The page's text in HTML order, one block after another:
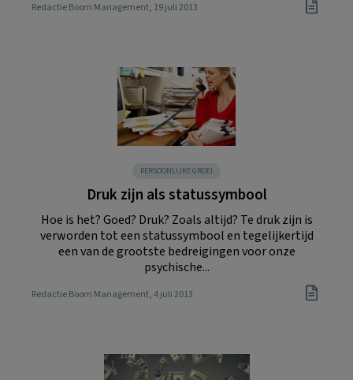
Redactie Boom Management, 19 juli 2013
PERSOONLIJKE GROEI
Druk zijn als statussymbool
Hoe is het? Goed? Druk? Zoals altijd? Te druk zijn is
verworden tot een statussymbool en tegelijkertijd
een van de grootste bedreigingen voor onze
psychische...
Redactie Boom Management, 4 juli 2013